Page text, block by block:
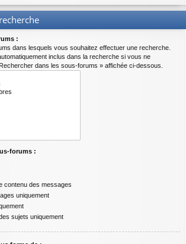
:
dans lesquels vous souhaitez effectuer une recherche.
inclus dans la recherche si vous ne
dans les sous-forums » affichée ci-dessous.
forums :
contenu des messages
uniquement
sujets uniquement